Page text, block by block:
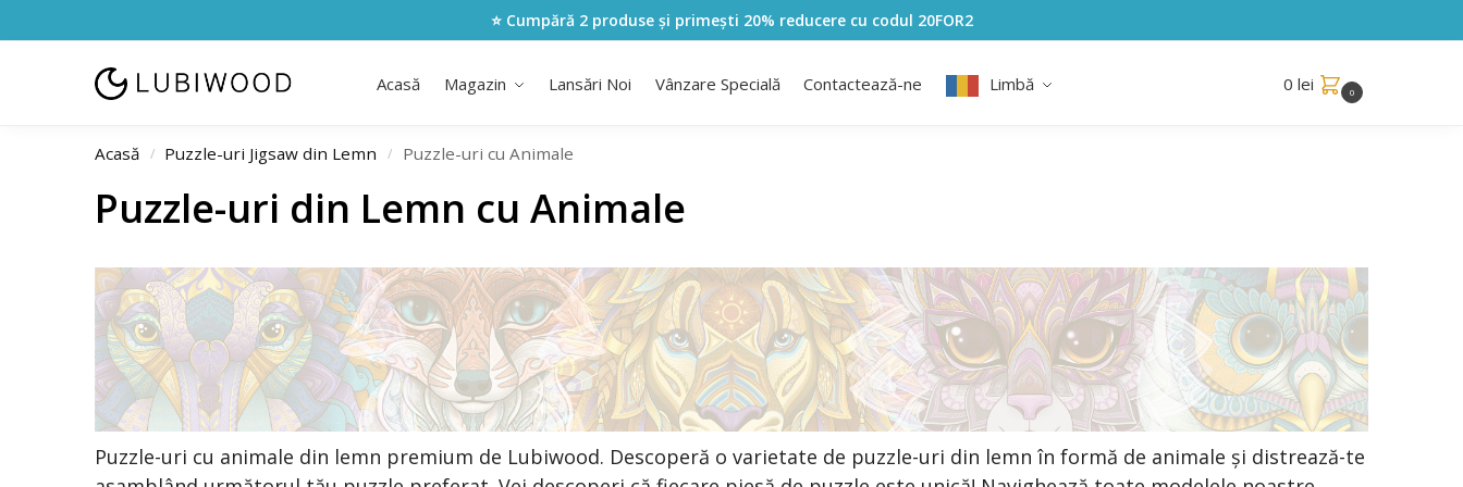
⭐ Cumpără 2 produse și primești 20% reducere cu codul 20FOR2
Acasă Magazin Lansări Noi Vânzare Specială Contactează-ne Limbă 0 lei 0
Acasă / Puzzle-uri Jigsaw din Lemn / Puzzle-uri cu Animale
Puzzle-uri din Lemn cu Animale
Puzzle-uri cu animale din lemn premium de Lubiwood. Descoperă o varietate de puzzle-uri din lemn în formă de animale și distrează-te